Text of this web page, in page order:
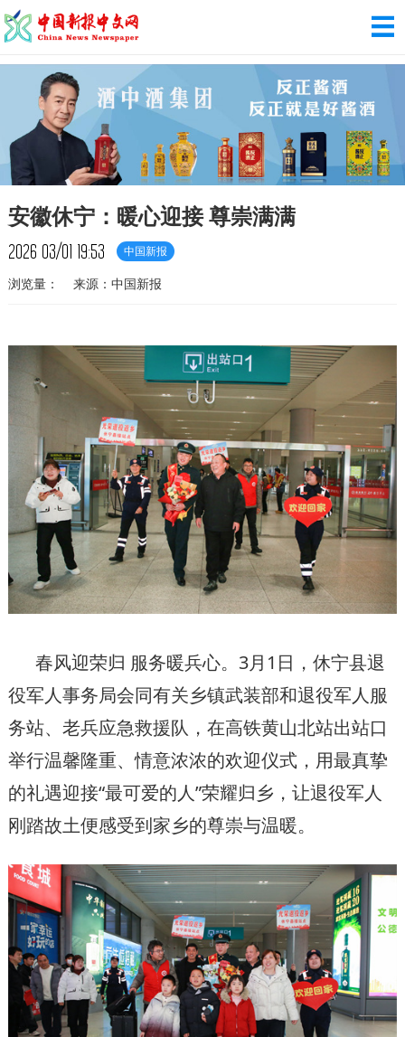
安徽休宁：暖心迎接 尊崇满满
2026 03/01 19:53 中国新报
浏览量： 来源：中国新报
春风迎荣归 服务暖兵心。3月1日，休宁县退
役军人事务局会同有关乡镇武装部和退役军人服
务站、老兵应急救援队，在高铁黄山北站出站口
举行温馨隆重、情意浓浓的欢迎仪式，用最真挚
的礼遇迎接“最可爱的人”荣耀归乡，让退役军人
刚踏故土便感受到家乡的尊崇与温暖。